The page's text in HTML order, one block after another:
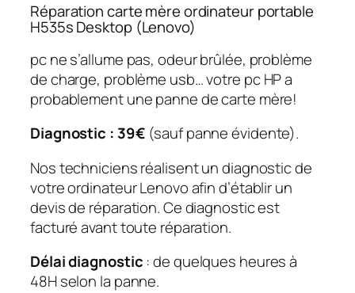
Réparation carte mère ordinateur portable
H535s Desktop (Lenovo)
pc ne s’allume pas, odeur brûlée, problème
de charge, problème usb… votre pc HP a
probablement une panne de carte mère!
Diagnostic : 39€ (sauf panne évidente).
Nos techniciens réalisent un diagnostic de
votre ordinateur Lenovo afin d’établir un
devis de réparation. Ce diagnostic est
facturé avant toute réparation.
Délai diagnostic : de quelques heures à
48H selon la panne.